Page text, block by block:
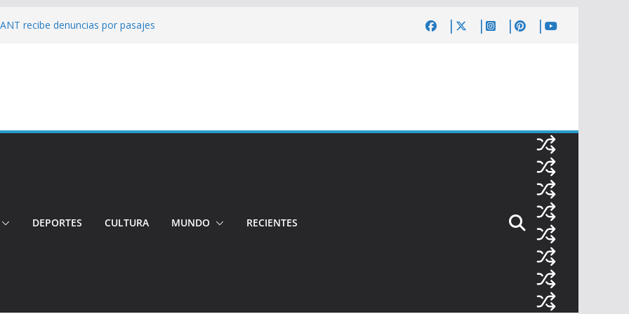
recibe denuncias por pasajes
Dos jóvenes quiteños desaparecen
irregulares fueron detectados en el
DEPORTES CULTURA MUNDO RECIENTES